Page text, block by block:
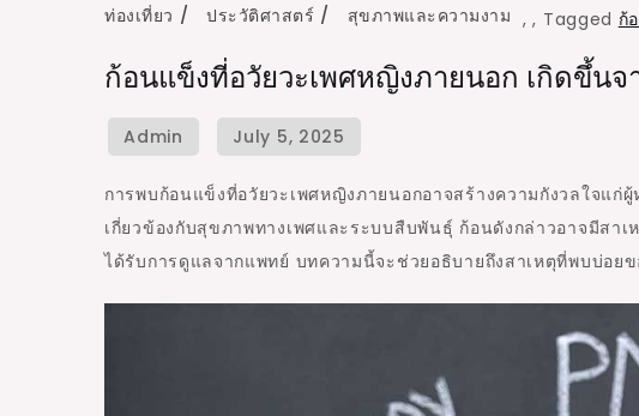
ท่องเที่ยว ,
ประวัติศาสตร์ ,
สุขภาพและความงาม Tagged ก้
ก้อนแข็งที่อวัยวะเพศหญิงภายนอก เกิดขึ้นจ
การพบก้อนแข็งที่อวัยวะเพศหญิงภายนอกอาจสร้างความกังวลใจแ
เกี่ยวข้องกับสุขภาพทางเพศและระบบสืบพันธุ์ ก้อนดังกล่าวอาจมีสา
ได้รับการดูแลจากแพทย์ บทความนี้จะช่วยอธิบายถึงสาเหตุที่พบบ่อย